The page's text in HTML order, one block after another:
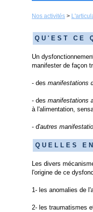
Nos activités >
Q U ' E S T C E
Un
manifester de façon
- des manifestations
- des manifestations
à l'alimentation,
- d'autres
Q U E L L E S E
Les divers
l'origine de ce
1- les anomalies de
2- les traumatismes